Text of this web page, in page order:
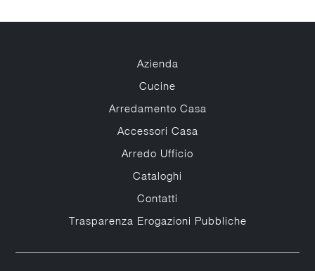
Azienda
Cucine
Arredamento Casa
Accessori Casa
Arredo Ufficio
Cataloghi
Contatti
Trasparenza Erogazioni Pubbliche